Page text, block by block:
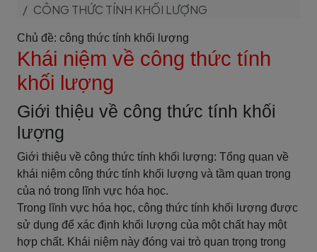
CÔNG THỨC TÍNH KHỐI LƯỢNG
Chủ đề: công thức tính khối lượng
Khái niệm về công thức tính
khối lượng
Giới thiệu về công thức tính khối
lượng
Giới thiệu về công thức tính khối lượng: Tổng quan về
khái niệm công thức tính khối lượng và tầm quan trọng
của nó trong lĩnh vực hóa học.
Trong lĩnh vực hóa học, công thức tính khối lượng được
sử dụng để xác định khối lượng của một chất hay một
hợp chất. Khái niệm này đóng vai trò quan trọng trong